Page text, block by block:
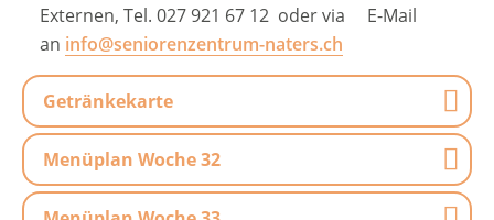
Externen, Tel. 027 921 67 12 oder via E-Mail
an info@seniorenzentrum-naters.ch
Getränkekarte
Menüplan Woche 32